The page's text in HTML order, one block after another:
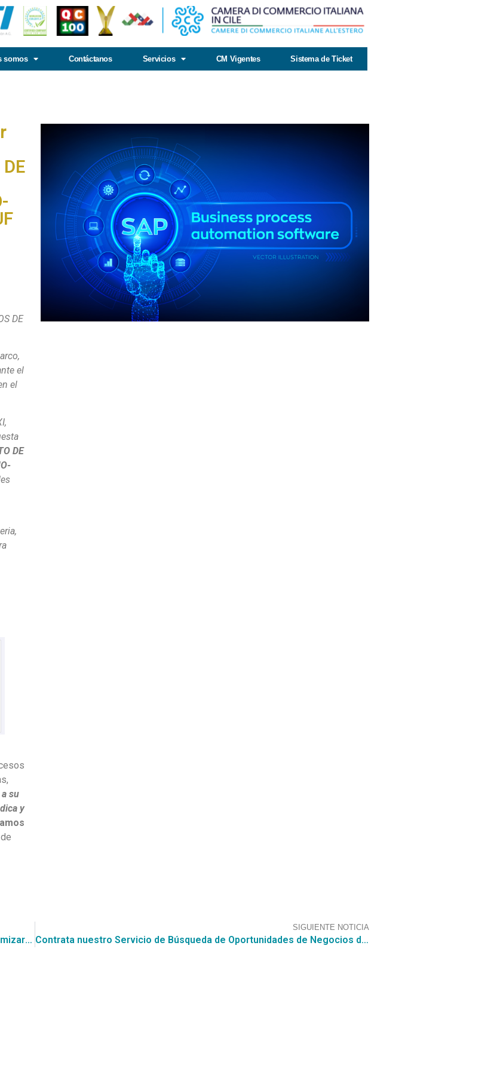
somos Contáctanos Servicios CM Vigentes Sistema de Ticket
DE
el
el
,
DE
su
y
La Consultora CGCE te invita a aprovechar esta oportunidad y maximizar tu éxito. Contrata nuestro Servicio de Asesoría para participar en la Licitación de “Purita – pro2 mod 1 varias zonas bol 1 kg”, estimada en $19.132.791.250
SIGUIENTE NOTICIA
Contrata nuestro Servicio de Búsqueda de Oportunidades de Negocios de CGCE, el cual encontró esta Consulta al Mercado (RFI) para “TIC. Software como Servicio SaaS Sistema Gestión Documental”